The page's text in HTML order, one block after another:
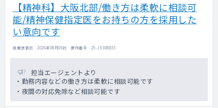
オンコール番の回数としては大体６回程度/月
（除外応相談可）
そのうち出動回数は数件/月程度です。※お看
※回数及び、除外のご相談については都度お
【外来について】
初診、再診で枠は分けてはいませんが先生方
の方針に従って予約の受け方等柔軟に対応い
ただけます。
【精神科】大阪北部/働き方は柔軟に相談可
能/精神保健指定医をお持ちの方を採用した
い意向です
掲載更新日 : 2026年08月06日 案件番号 : 25-JX308835
担当エージェントより
・勤務内容などの働き方は柔軟に相談可能です
・夜間の対応免除など相談可能です